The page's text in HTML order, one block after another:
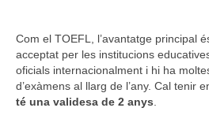
Com el TOEFL, l’avantatge principal
acceptat per les institucions
oficials internacionalment i hi ha
d’exàmens al llarg de l’any. Cal tenir
té una validesa de 2 anys